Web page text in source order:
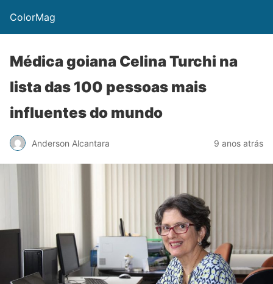
ColorMag
Médica goiana Celina Turchi na
lista das 100 pessoas mais
influentes do mundo
Anderson Alcantara 9 anos atrás